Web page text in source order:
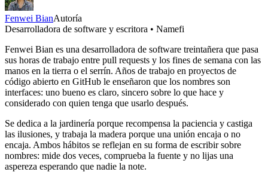
Fenwei BianAutoría
Desarrolladora de software y escritora • Namefi
Fenwei Bian es una desarrolladora de software treintañera que pasa
sus horas de trabajo entre pull requests y los fines de semana con las
manos en la tierra o el serrín. Años de trabajo en proyectos de
código abierto en GitHub le enseñaron que los nombres son
interfaces: uno bueno es claro, sincero sobre lo que hace y
considerado con quien tenga que usarlo después.
Se dedica a la jardinería porque recompensa la paciencia y castiga
las ilusiones, y trabaja la madera porque una unión encaja o no
encaja. Ambos hábitos se reflejan en su forma de escribir sobre
nombres: mide dos veces, comprueba la fuente y no lijas una
aspereza esperando que nadie la note.